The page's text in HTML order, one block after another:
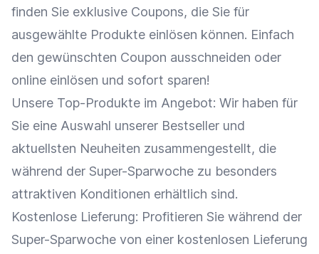
finden Sie exklusive Coupons, die Sie für
ausgewählte Produkte einlösen können. Einfach
den gewünschten Coupon ausschneiden oder
online einlösen und sofort sparen!
Unsere Top-Produkte im Angebot: Wir haben für
Sie eine Auswahl unserer Bestseller und
aktuellsten Neuheiten zusammengestellt, die
während der Super-Sparwoche zu besonders
attraktiven Konditionen erhältlich sind.
Kostenlose Lieferung: Profitieren Sie während der
Super-Sparwoche von einer kostenlosen Lieferung